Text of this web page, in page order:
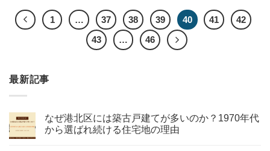
1 … 37 38 39 40 41
42
43
… 46
最新記事
なぜ港北区には築古戸建てが多いのか？1970年代
から選ばれ続ける住宅地の理由